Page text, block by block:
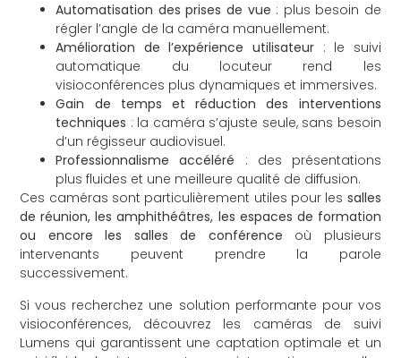
Automatisation des prises de vue : plus besoin de
régler l’angle de la caméra manuellement.
Amélioration de l’expérience utilisateur : le suivi
automatique du locuteur rend les
visioconférences plus dynamiques et immersives.
Gain de temps et réduction des interventions
techniques : la caméra s’ajuste seule, sans besoin
d’un régisseur audiovisuel.
Professionnalisme accéléré : des présentations
plus fluides et une meilleure qualité de diffusion.
Ces caméras sont particulièrement utiles pour les salles
de réunion, les amphithéâtres, les espaces de formation
ou encore les salles de conférence où plusieurs
intervenants peuvent prendre la parole
successivement.
Si vous recherchez une solution performante pour vos
visioconférences, découvrez les caméras de suivi
Lumens qui garantissent une captation optimale et un